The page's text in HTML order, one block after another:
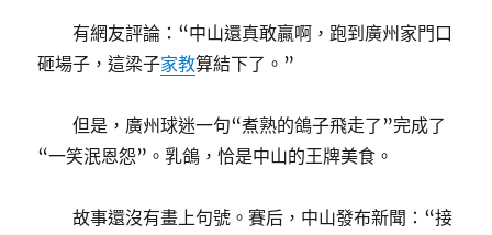
有網友評論：“中山還真敢贏啊，跑到廣州家門口
砸場子，這梁子家教算結下了。”
但是，廣州球迷一句“煮熟的鴿子飛走了”完成了
“一笑泯恩怨”。乳鴿，恰是中山的王牌美食。
故事還沒有畫上句號。賽后，中山發布新聞：“接